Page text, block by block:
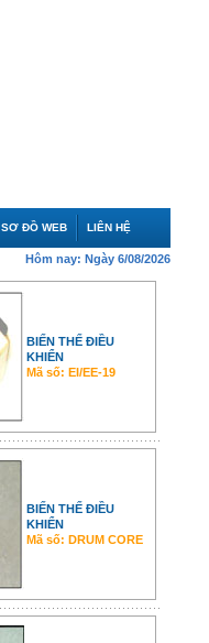
SƠ ĐỒ WEB LIÊN HỆ
Hôm nay: Ngày 6/08/2026
BIẾN THẾ ĐIỀU
KHIỂN
Mã số: EI/EE-19
BIẾN THẾ ĐIỀU
KHIỂN
Mã số: DRUM CORE